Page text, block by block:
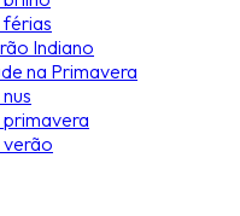
Indiano
na Primavera